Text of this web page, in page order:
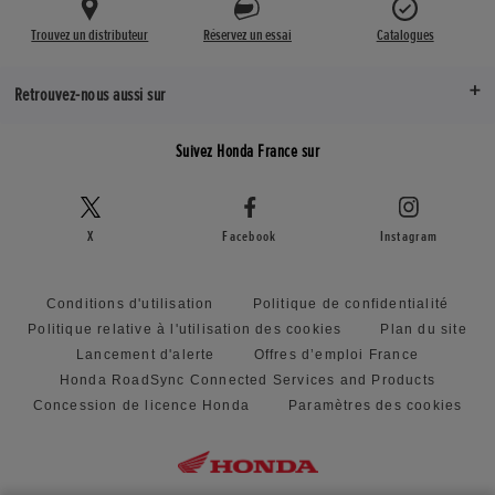
18 pouces
18M/C x MT1.85
Système antiblocage ABS
790 mm
92,4 mm
Trouvez un distributeur Réservez un essai Catalogues
Retrouvez-nous aussi sur
Suivez Honda France sur
X Facebook Instagram
Conditions d'utilisation
Politique de confidentialité
Politique relative à l'utilisation des cookies
Plan du site
Lancement d'alerte
Offres d’emploi France
Honda RoadSync Connected Services and Products
Concession de licence Honda
Paramètres des cookies